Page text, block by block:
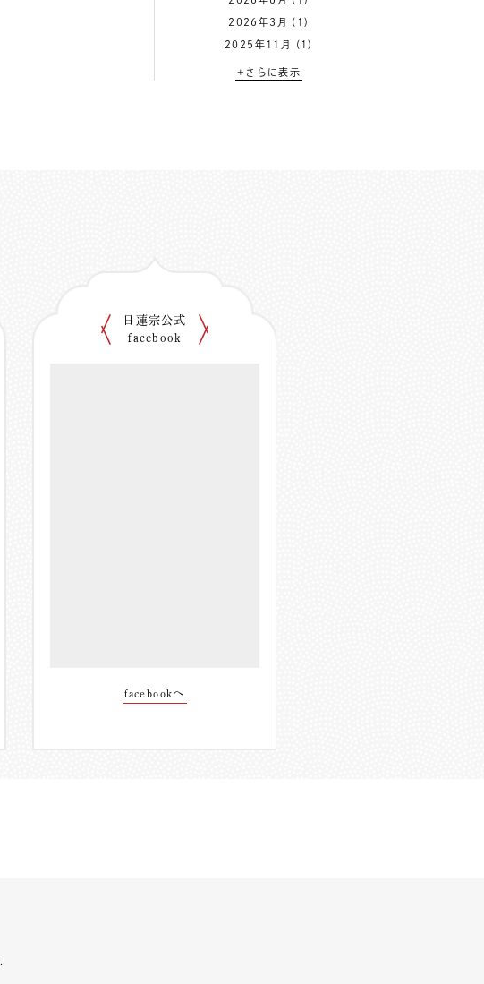
2026年3月 (1)
2025年11月 (1)
+さらに表示
日蓮宗公式
facebook
facebookへ